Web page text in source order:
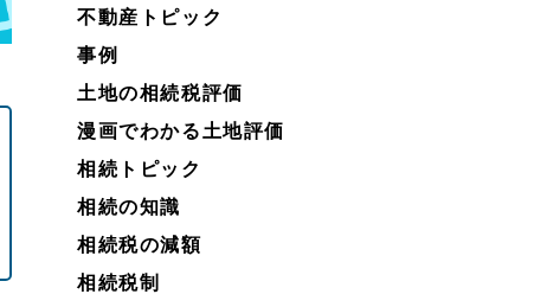
不動産トピック
事例
土地の相続税評価
漫画でわかる土地評価
相続トピック
相続の知識
相続税の減額
相続税制